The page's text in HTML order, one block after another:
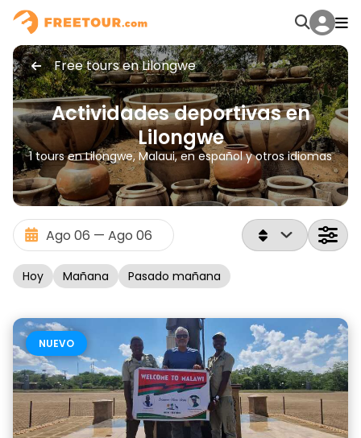
Free tours en Lilongwe
Actividades deportivas en
Lilongwe
1 tours en Lilongwe, Malaui, en español y otros idiomas
Hoy Mañana Pasado mañana
NUEVO